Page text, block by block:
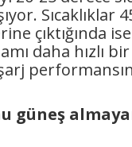
Sıcaklıklar
çıktığında
daha hızlı
güneş